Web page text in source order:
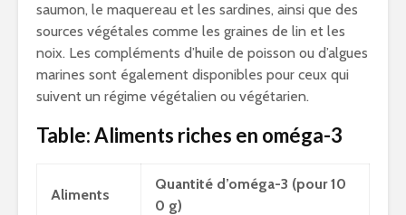
saumon, le maquereau et les sardines, ainsi que des
sources végétales comme les graines de lin et les
noix. Les compléments d’huile de poisson ou d’algues
marines sont également disponibles pour ceux qui
suivent un régime végétalien ou végétarien.
Table: Aliments riches en oméga-3
Aliments
Quantité d’oméga-3 (pour 10
0 g)